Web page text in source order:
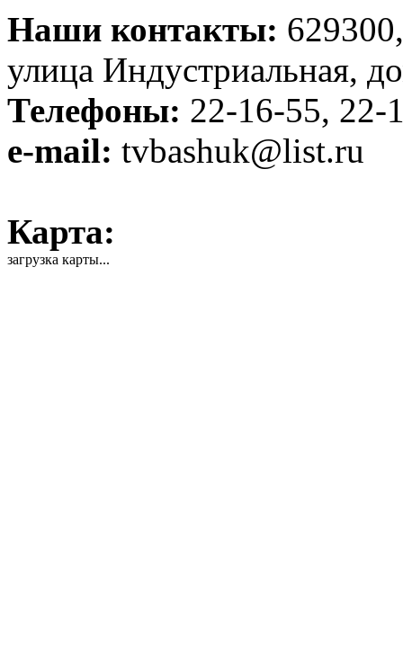
Наши контакты:
улица Индустриальная,
Телефоны: 22-16-55, 22-
e-mail: tvbashuk@list.ru
Карта:
загрузка карты...